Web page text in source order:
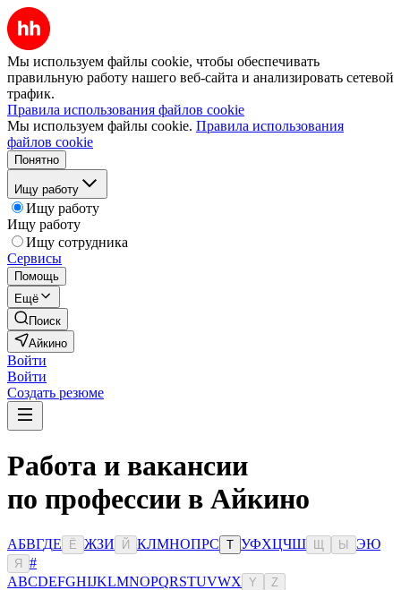
Мы используем файлы cookie, чтобы обеспечивать
правильную работу нашего веб-сайта и анализировать сетевой
трафик.
Правила использования файлов cookie
Мы используем файлы cookie. Правила использования
файлов cookie
Понятно
Ищу работу
Ищу работу
Ищу работу
Ищу сотрудника
Сервисы
Помощь
Ещё
Поиск
Айкино
Войти
Войти
Создать резюме
Работа и вакансии
по профессии в Айкино
АБВГДЕ Ё ЖЗИ Й КЛМНОПРС Т УФХЦЧШ Ы ЭЮ
Я
#
ABCDEFGHIJKLMNOPQRSTUVWX Y Z